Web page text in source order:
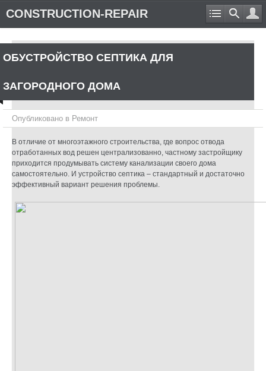
CONSTRUCTION-REPAIR
ОБУСТРОЙСТВО СЕПТИКА ДЛЯ
ЗАГОРОДНОГО ДОМА
Опубликовано в Ремонт
В отличие от многоэтажного строительства, где вопрос отвода
отработанных вод решен централизованно, частному застройщику
приходится продумывать систему канализации своего дома
самостоятельно. И устройство септика – стандартный и достаточно
эффективный вариант решения проблемы.